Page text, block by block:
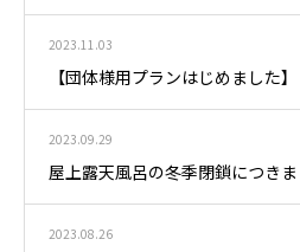
2023.11.03
【団体様用プランはじめました】
2023.09.29
屋上露天風呂の冬季閉鎖につきま
2023.08.26